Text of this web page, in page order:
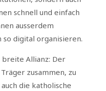
schnell und einfach
ausserdem
so digital organisieren.
Allianz: Der
zusammen, zu
die katholische